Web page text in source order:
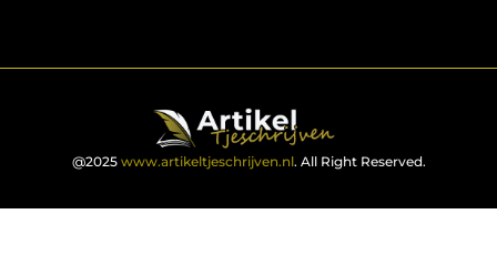
@2025 www.artikeltjeschrijven.nl. All Right Reserved.